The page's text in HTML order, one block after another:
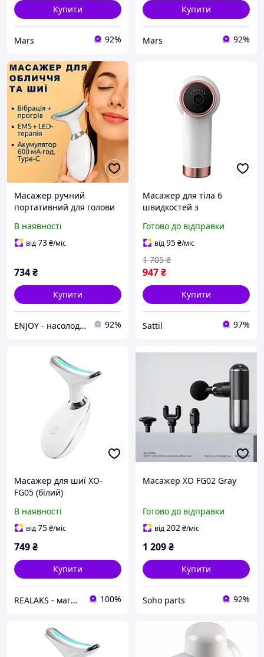
Купити
Mars 92%
Купити
Mars 92%
Масажер ручний
портативний для голови
500mAh з 4 масажними
насадками
В наявності
від73₴/міс
734₴
Купити
ENJOY - насолоджуйтесь покупками разом з нами! 92%
Масажер для тіла 6
швидкостей з
колір білий модель ХО
FG07
Готово до відправки
від95₴/міс
947₴
1 705 ₴
Купити
Sattil 97%
Масажер для шиї XO-
FG05 (білий)
В наявності
від75₴/міс
749₴
Купити
REALAKS - магазин мобільних аксесуарів та гаджетів 100%
Масажер XO FG02 Gray
Готово до відправки
від202₴/міс
1 209₴
Купити
Soho parts 92%